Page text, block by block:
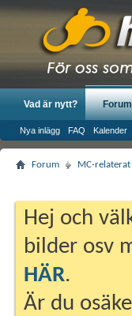
Vad är nytt? Forum
Nya inlägg FAQ Kalender
Forum MC-relaterat
Hej och
bilder osv
HÄR.
Är du